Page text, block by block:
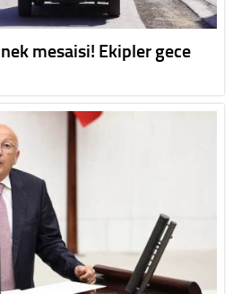
mesaisi! Ekipler gece